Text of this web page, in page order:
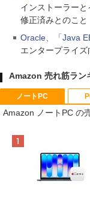
インストーラー
修正済みとのこと
Oracle、「Java
エンタープライ
Amazon 売れ筋ラン
ノートPC
Amazon ノートPC の